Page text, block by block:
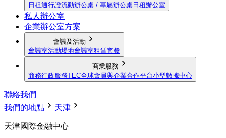
日租通行證流動辦公桌 / 專屬辦公桌 日租辦公室
私人辦公室
企業辦公室方案
會議及活動
會議室活動場地會議室租賃套餐
商業服務
商務行政服務TEC全球會員與企業合作平台小型數據中心
聯絡我們
我們的地點
天津
天津國際金融中心